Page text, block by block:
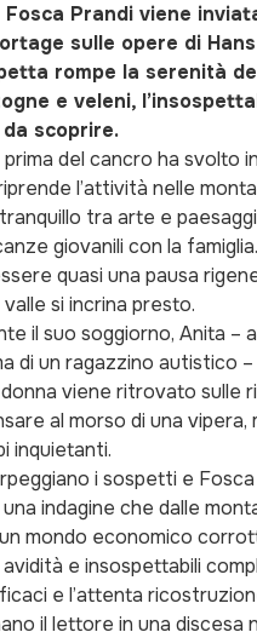
Prandi viene
sulle opere di
rompe la serenità
e veleni,
scoprire.
prima del cancro ha svolto
l’attività nelle
tra arte e
giovanili con la
quasi una pausa
si incrina presto.
il suo soggiorno, Anita –
di un ragazzino autistico
viene ritrovato sulle
al morso di una vipera,
inquietanti.
i sospetti e
indagine che dalle
mondo economico
e insospettabili
e l’attenta
il lettore in una discesa